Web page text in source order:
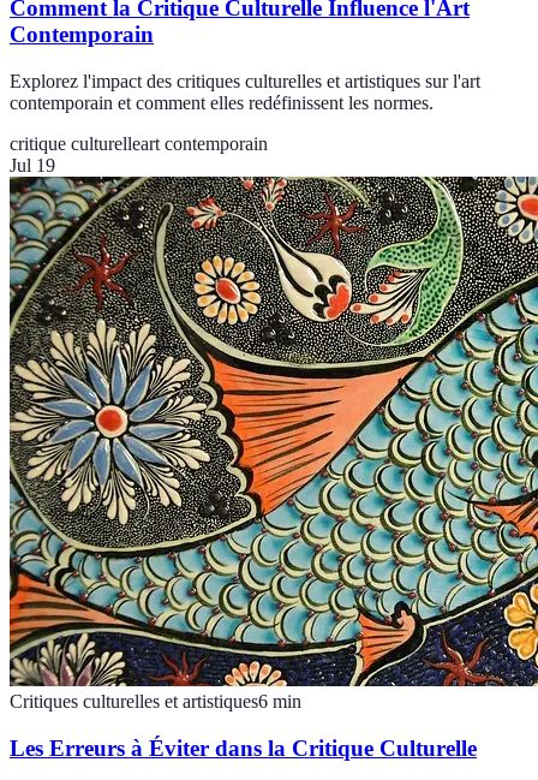
Comment la Critique Culturelle Influence l'Art
Contemporain
Explorez l'impact des critiques culturelles et artistiques sur l'art
contemporain et comment elles redéfinissent les normes.
critique culturelleart contemporain
Jul 19
Critiques culturelles et artistiques6 min
Les Erreurs à Éviter dans la Critique Culturelle